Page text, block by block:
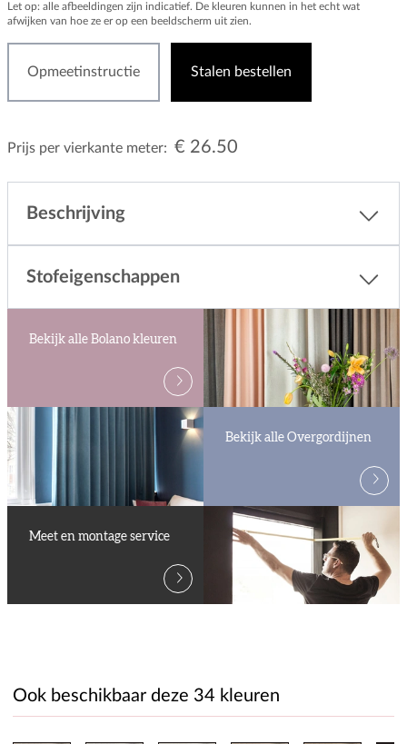
Let op: alle afbeeldingen zijn indicatief. De kleuren kunnen in het echt wat
afwijken van hoe ze er op een beeldscherm uit zien.
Opmeetinstructie Stalen bestellen
Prijs per vierkante meter: € 26.50
Beschrijving
Stofeigenschappen
Bekijk alle Bolano kleuren
Bekijk alle Overgordijnen
Meet en montage service
Ook beschikbaar deze 34 kleuren